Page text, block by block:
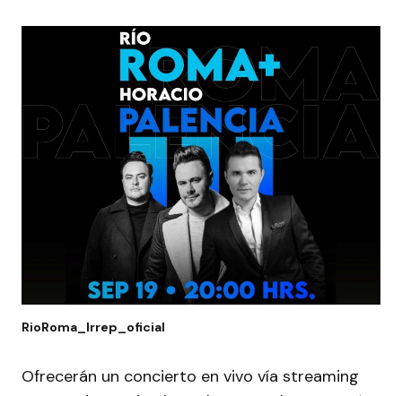
RioRoma_Irrep_oficial
Ofrecerán un concierto en vivo vía streaming